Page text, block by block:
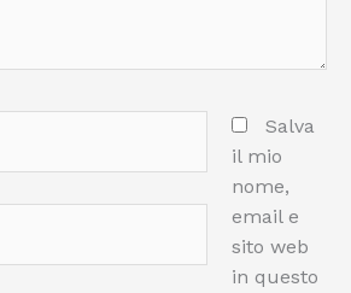
Salva
il mio
nome,
email e
sito web
in questo